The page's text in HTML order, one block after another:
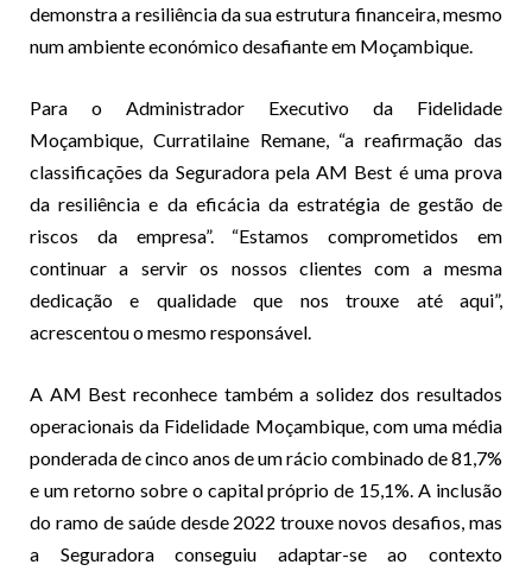
demonstra a resiliência da sua estrutura financeira, mesmo
num ambiente económico desafiante em Moçambique.
Para o Administrador Executivo da Fidelidade
Moçambique, Curratilaine Remane, “a reafirmação das
classificações da Seguradora pela AM Best é uma prova
da resiliência e da eficácia da estratégia de gestão de
riscos da empresa”. “Estamos comprometidos em
continuar a servir os nossos clientes com a mesma
dedicação e qualidade que nos trouxe até aqui”,
acrescentou o mesmo responsável.
A AM Best reconhece também a solidez dos resultados
operacionais da Fidelidade Moçambique, com uma média
ponderada de cinco anos de um rácio combinado de 81,7%
e um retorno sobre o capital próprio de 15,1%. A inclusão
do ramo de saúde desde 2022 trouxe novos desafios, mas
a Seguradora conseguiu adaptar-se ao contexto